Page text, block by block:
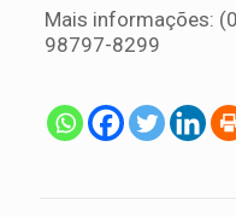
Mais informações:
98797-8299